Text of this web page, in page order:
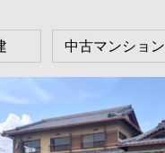
中古マンション